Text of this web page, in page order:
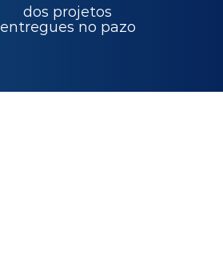
dos projetos
entregues no pazo